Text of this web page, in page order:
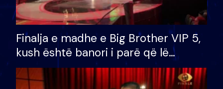
Finalja e madhe e Big Brother VIP 5,
kush është banori i parë që lë
shtëpinë dhe humb mundësinë për
të fituar çmimin e madh